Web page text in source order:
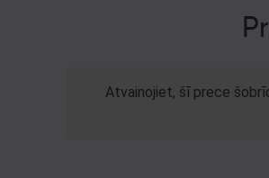
Atvainojiet, šī prece